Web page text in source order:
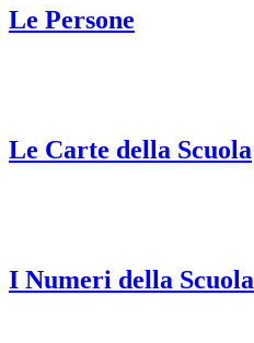
Le Persone
Le Carte della Scuola
I Numeri della Scuola